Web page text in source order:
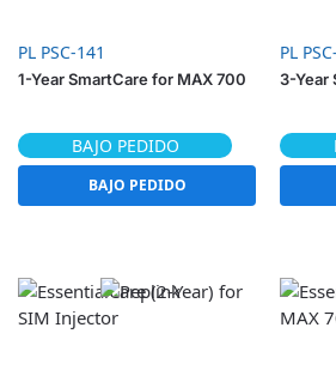
PL PSC-141
1-Year SmartCare for MAX 700
BAJO PEDIDO
BAJO PEDIDO
PL
3-Year